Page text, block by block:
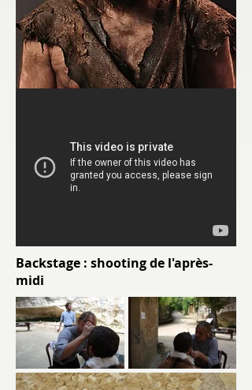
Backstage : shooting de l'après-
midi